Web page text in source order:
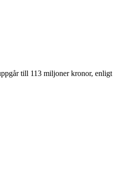
till 113 miljoner kronor, enligt